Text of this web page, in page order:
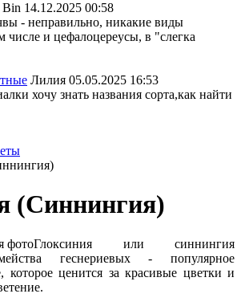
Bin 14.12.2025 00:58
- неправильно, никакие виды
числе и цефалоцереусы, в "слегка
Лилия 05.05.2025 16:53
хочу знать названия сорта,как найти
(Синнингия)
Глоксиния или синнингия
геснериевых - популярное
которое ценится за красивые цветки и